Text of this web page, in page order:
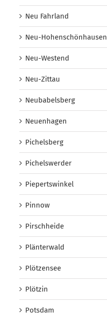
Neu Fahrland
Neu-Hohenschönhausen
Neu-Westend
Neu-Zittau
Neubabelsberg
Neuenhagen
Pichelsberg
Pichelswerder
Piepertswinkel
Pinnow
Pirschheide
Plänterwald
Plötzensee
Plötzin
Potsdam